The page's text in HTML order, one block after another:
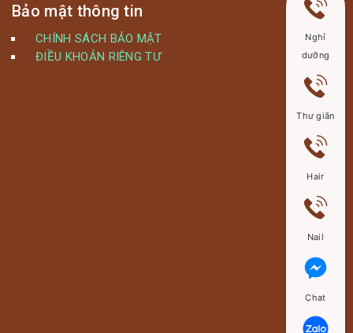
Bảo mật thông tin
CHÍNH SÁCH BẢO MẬT
ĐIỀU KHOẢN RIÊNG TƯ
Nghỉ
dưỡng
Thư giãn
Hair
Nail
Chat